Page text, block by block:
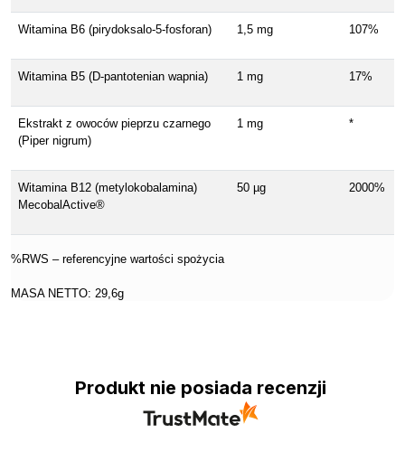
Witamina B6 (pirydoksalo-5-fosforan) 1,5 mg 107%
Witamina B5 (D-pantotenian wapnia) 1 mg 17%
Ekstrakt z owoców pieprzu czarnego
(Piper nigrum)
1 mg *
Witamina B12 (metylokobalamina)
MecobalActive®
50 µg 2000%
%RWS – referencyjne wartości spożycia
MASA NETTO: 29,6g
Produkt nie posiada recenzji